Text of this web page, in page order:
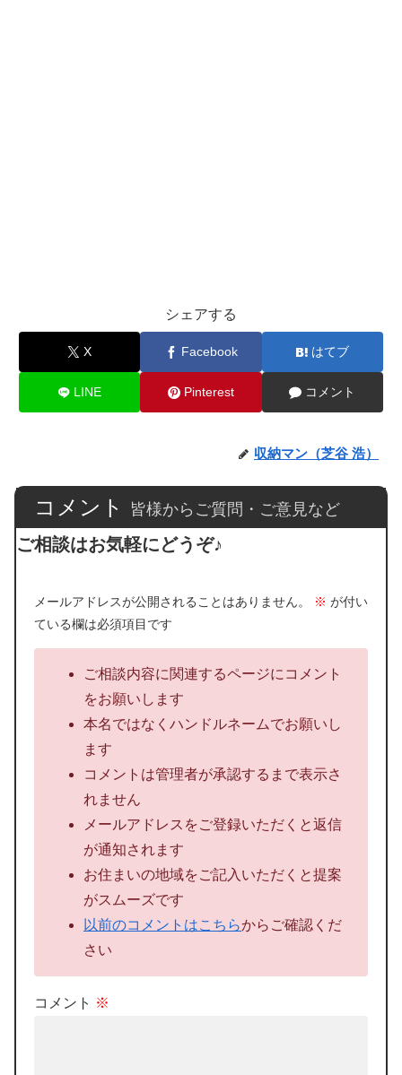
シェアする
X Facebook はてブ
LINE Pinterest コメント
収納マン（芝谷 浩）
コメント 皆様からご質問・ご意見など
ご相談はお気軽にどうぞ♪
メールアドレスが公開されることはありません。 ※ が付い
ている欄は必須項目です
ご相談内容に関連するページにコメント
をお願いします
本名ではなくハンドルネームでお願いし
ます
コメントは管理者が承認するまで表示さ
れません
メールアドレスをご登録いただくと返信
が通知されます
お住まいの地域をご記入いただくと提案
がスムーズです
以前のコメントはこちらからご確認くだ
さい
コメント ※